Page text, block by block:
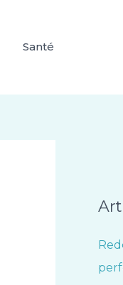
Santé